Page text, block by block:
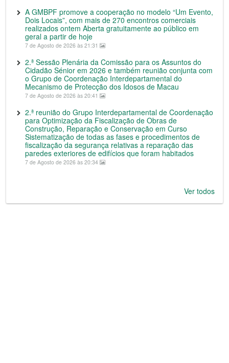
A GMBPF promove a cooperação no modelo “Um Evento,
Dois Locais”, com mais de 270 encontros comerciais
realizados ontem Aberta gratuitamente ao público em
geral a partir de hoje
7 de Agosto de 2026 às 21:31
2.ª Sessão Plenária da Comissão para os Assuntos do
Cidadão Sénior em 2026 e também reunião conjunta com
o Grupo de Coordenação Interdepartamental do
Mecanismo de Protecção dos Idosos de Macau
7 de Agosto de 2026 às 20:41
2.ª reunião do Grupo Interdepartamental de Coordenação
para Optimização da Fiscalização de Obras de
Construção, Reparação e Conservação em Curso
Sistematização de todas as fases e procedimentos de
fiscalização da segurança relativas a reparação das
paredes exteriores de edifícios que foram habitados
7 de Agosto de 2026 às 20:34
Ver todos